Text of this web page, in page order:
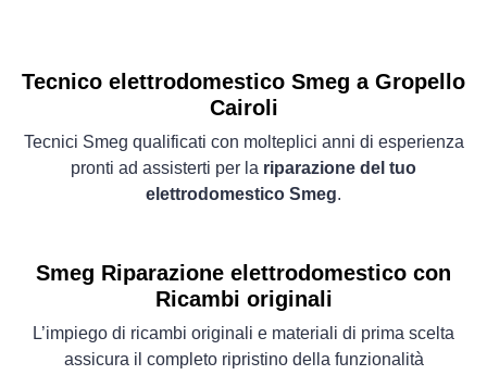
Tecnico elettrodomestico Smeg a Gropello
Cairoli
Tecnici Smeg qualificati con molteplici anni di esperienza
pronti ad assisterti per la riparazione del tuo
elettrodomestico Smeg.
Smeg Riparazione elettrodomestico con
Ricambi originali
L’impiego di ricambi originali e materiali di prima scelta
assicura il completo ripristino della funzionalità